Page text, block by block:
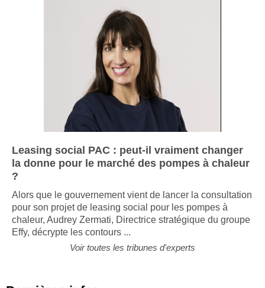
Leasing social PAC : peut-il vraiment changer
la donne pour le marché des pompes à chaleur
Alors que le gouvernement vient de lancer la consultation
pour son projet de leasing social pour les pompes à
chaleur, Audrey Zermati, Directrice stratégique du groupe